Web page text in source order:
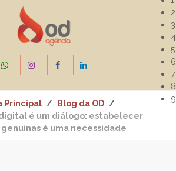
Principal
Blog da OD
é um diálogo: estabelecer
é uma necessidade
2
3
4
5
6
7
8
9